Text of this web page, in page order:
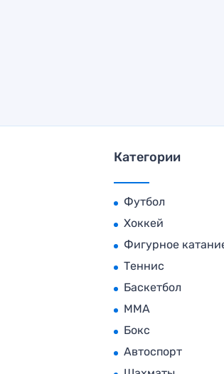
Категории
Футбол
Хоккей
Фигурное
Теннис
Баскетбол
MMA
Бокс
Автоспорт